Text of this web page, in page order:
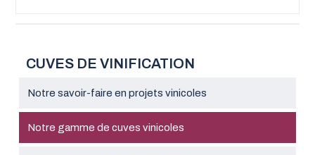
CUVES DE VINIFICATION
Notre savoir-faire en projets vinicoles
Notre gamme de cuves vinicoles